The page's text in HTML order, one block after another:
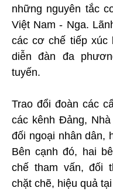
những nguyên tắc
Việt Nam - Nga.
các cơ chế tiếp xúc
diễn đàn đa
tuyến.
Trao đổi đoàn các
các kênh Đảng,
đối ngoại nhân dân,
Bên cạnh đó, hai
chế tham vấn, đối
chặt chẽ, hiệu quả